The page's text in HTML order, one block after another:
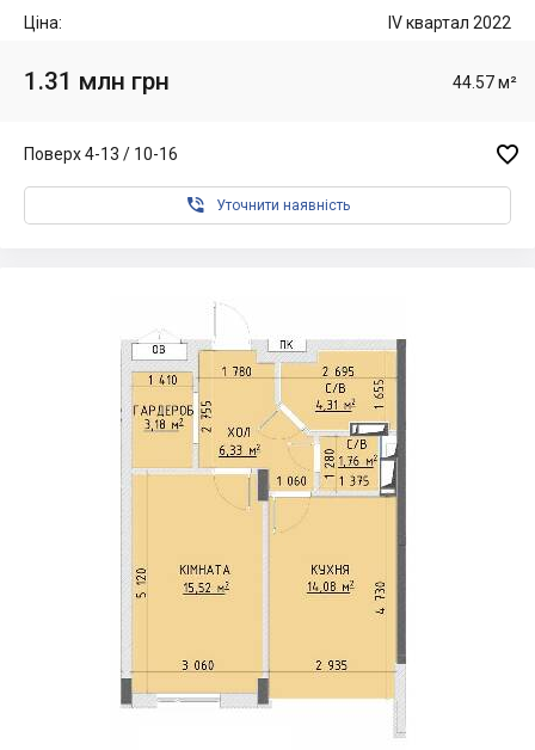
Ціна: IV квартал 2022
1.31 млн грн 44.57 м²
Поверх 4-13 / 10-16 
 Уточнити наявність